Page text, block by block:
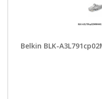
Belkin BLK-